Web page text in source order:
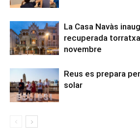
La Casa Navàs
recuperada
novembre
Reus es prepara
solar